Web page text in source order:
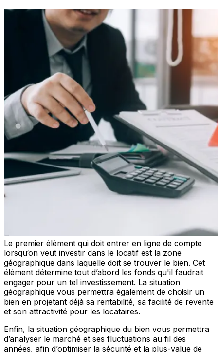
Le premier élément qui doit entrer en ligne de compte
lorsqu‘on veut investir dans le locatif est la zone
géographique dans laquelle doit se trouver le bien. Cet
élément détermine tout d’abord les fonds qu'il faudrait
engager pour un tel investissement. La situation
géographique vous permettra également de choisir un
bien en projetant déjà sa rentabilité, sa facilité de revente
et son attractivité pour les locataires.
Enfin, la situation géographique du bien vous permettra
d’analyser le marché et ses fluctuations au fil des
années, afin d’optimiser la sécurité et la plus-value de